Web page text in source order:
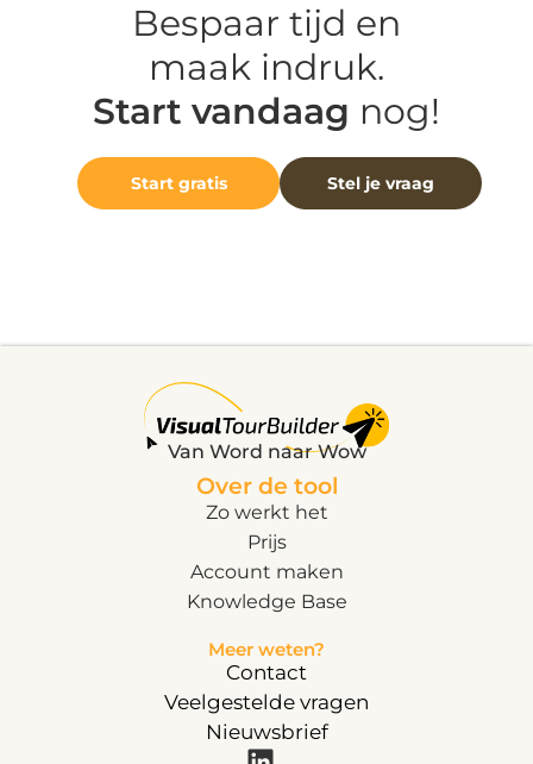
Bespaar tijd en
maak indruk.
Start vandaag nog!
Start gratis Stel je vraag
Van Word naar Wow
Over de tool
Zo werkt het
Prijs
Account maken
Knowledge Base
Meer weten?
Contact
Veelgestelde vragen
Nieuwsbrief